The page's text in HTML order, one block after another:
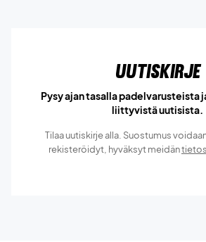
Uutiskirje
Pysy ajan tasalla padelvarusteista
liittyvistä uutisista.
Tilaa uutiskirje alla. Suostumus
rekisteröidyt, hyväksyt meidän